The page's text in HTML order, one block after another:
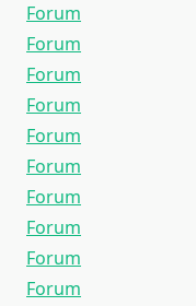
Forum
Forum
Forum
Forum
Forum
Forum
Forum
Forum
Forum
Forum